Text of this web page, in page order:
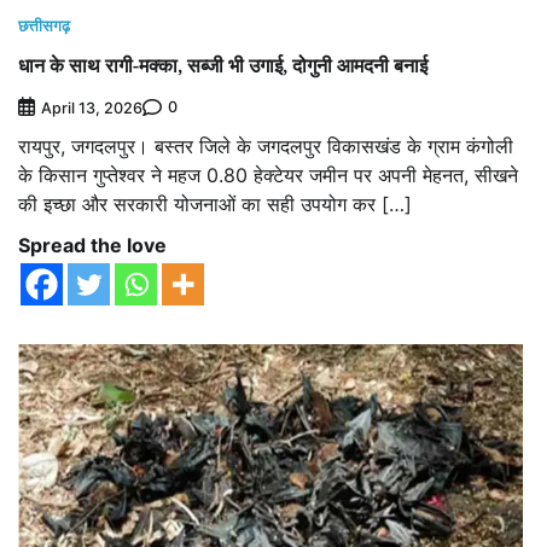
छत्तीसगढ़
धान के साथ रागी-मक्का, सब्जी भी उगाई, दोगुनी आमदनी बनाई
April 13, 2026 0
रायपुर, जगदलपुर। बस्तर जिले के जगदलपुर विकासखंड के ग्राम कंगोली
के किसान गुप्तेश्वर ने महज 0.80 हेक्टेयर जमीन पर अपनी मेहनत, सीखने
की इच्छा और सरकारी योजनाओं का सही उपयोग कर […]
Spread the love